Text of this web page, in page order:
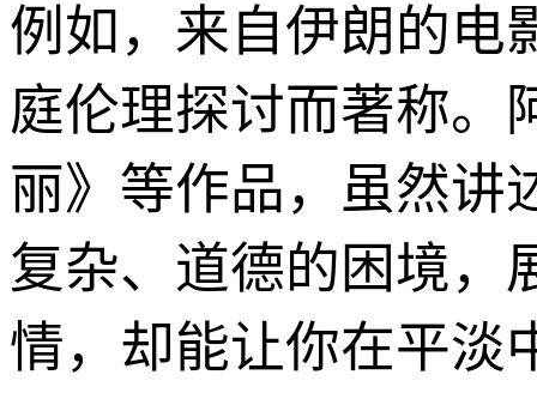
例如，来自伊朗的电
庭伦理探讨而著称。
丽》等作品，虽然讲
复杂、道德的困境，
情，却能让你在平淡